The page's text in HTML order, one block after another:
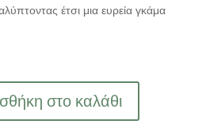
έτσι μια ευρεία γκάμα
στο καλάθι